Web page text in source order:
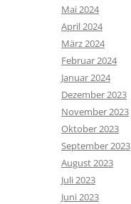
Mai 2024
April 2024
März 2024
Februar 2024
Januar 2024
Dezember 2023
November 2023
Oktober 2023
September 2023
August 2023
Juli 2023
Juni 2023